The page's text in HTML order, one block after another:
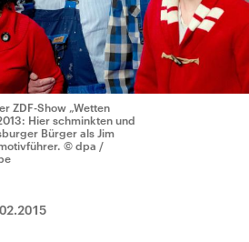
ZDF-Show „Wetten
Hier schminkten und
Bürger als Jim
© dpa /